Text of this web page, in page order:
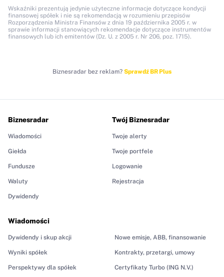
Wskaźniki prezentują jedynie użyteczne informacje dotyczące kondycji
finansowej spółek i nie są rekomendacją w rozumieniu przepisów
Rozporządzenia Ministra Finansów z dnia 19 października 2005 r. w
sprawie informacji stanowiących rekomendacje dotyczące instrumentów
finansowych lub ich emitentów (Dz. U. z 2005 r. Nr 206, poz. 1715).
Biznesradar bez reklam? Sprawdź BR Plus
Biznesradar
Wiadomości
Giełda
Fundusze
Waluty
Dywidendy
Wiadomości
Dywidendy i skup akcji
Wyniki spółek
Perspektywy dla spółek
Nowe emisje, ABB, finansowanie
Kontrakty, przetargi, umowy
Certyfikaty Turbo (ING N.V.)
Twój Biznesradar
Twoje alerty
Twoje portfele
Logowanie
Rejestracja